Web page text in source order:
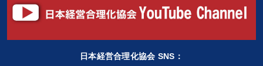
日本経営合理化協会 SNS：